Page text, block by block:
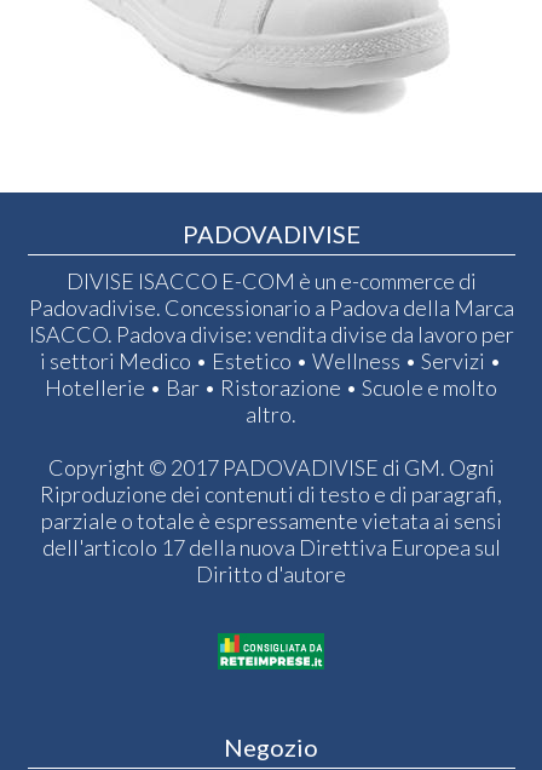
PADOVADIVISE
DIVISE ISACCO E-COM è un e-commerce di
Padovadivise. Concessionario a Padova della Marca
ISACCO. Padova divise: vendita divise da lavoro per
i settori Medico • Estetico • Wellness • Servizi •
Hotellerie • Bar • Ristorazione • Scuole e molto
altro.
Copyright © 2017 PADOVADIVISE di GM. Ogni
Riproduzione dei contenuti di testo e di paragrafi,
parziale o totale è espressamente vietata ai sensi
dell'articolo 17 della nuova Direttiva Europea sul
Diritto d'autore
Negozio